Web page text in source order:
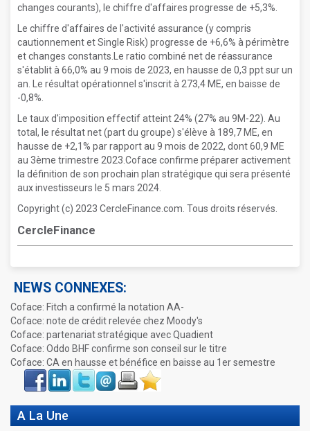
changes courants), le chiffre d'affaires progresse de +5,3%.
Le chiffre d'affaires de l'activité assurance (y compris
cautionnement et Single Risk) progresse de +6,6% à périmètre
et changes constants.Le ratio combiné net de réassurance
s'établit à 66,0% au 9 mois de 2023, en hausse de 0,3 ppt sur un
an. Le résultat opérationnel s'inscrit à 273,4 ME, en baisse de
-0,8%.
Le taux d'imposition effectif atteint 24% (27% au 9M-22). Au
total, le résultat net (part du groupe) s'élève à 189,7 ME, en
hausse de +2,1% par rapport au 9 mois de 2022, dont 60,9 ME
au 3ème trimestre 2023.Coface confirme préparer activement
la définition de son prochain plan stratégique qui sera présenté
aux investisseurs le 5 mars 2024.
Copyright (c) 2023 CercleFinance.com. Tous droits réservés.
CercleFinance
NEWS CONNEXES:
Coface: Fitch a confirmé la notation AA-
Coface: note de crédit relevée chez Moody's
Coface: partenariat stratégique avec Quadient
Coface: Oddo BHF confirme son conseil sur le titre
Coface: CA en hausse et bénéfice en baisse au 1er semestre
Face
book
LinkIn Twitter Envoyer ImprimerFavoris
A La Une